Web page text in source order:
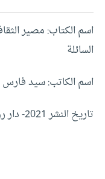
اسم الكتاب: مصير
السائلة
اسم الكاتب: سيد فارس
تاريخ النشر 2021- دار رؤية للنشر والتوزيع- القاهرة